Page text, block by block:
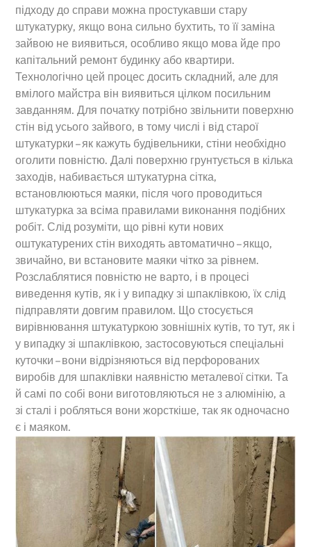
підходу до справи можна простукавши стару
штукатурку, якщо вона сильно бухтить, то її заміна
зайвою не виявиться, особливо якщо мова йде про
капітальний ремонт будинку або квартири.
Технологічно цей процес досить складний, але для
вмілого майстра він виявиться цілком посильним
завданням. Для початку потрібно звільнити поверхню
стін від усього зайвого, в тому числі і від старої
штукатурки – як кажуть будівельники, стіни необхідно
оголити повністю. Далі поверхню грунтується в кілька
заходів, набивається штукатурна сітка,
встановлюються маяки, після чого проводиться
штукатурка за всіма правилами виконання подібних
робіт. Слід розуміти, що рівні кути нових
оштукатурених стін виходять автоматично – якщо,
звичайно, ви встановите маяки чітко за рівнем.
Розслаблятися повністю не варто, і в процесі
виведення кутів, як і у випадку зі шпаклівкою, їх слід
підправляти довгим правилом. Що стосується
вирівнювання штукатуркою зовнішніх кутів, то тут, як і
у випадку зі шпаклівкою, застосовуються спеціальні
куточки – вони відрізняються від перфорованих
виробів для шпаклівки наявністю металевої сітки. Та
й самі по собі вони виготовляються не з алюмінію, а
зі сталі і робляться вони жорсткіше, так як одночасно
є і маяком.